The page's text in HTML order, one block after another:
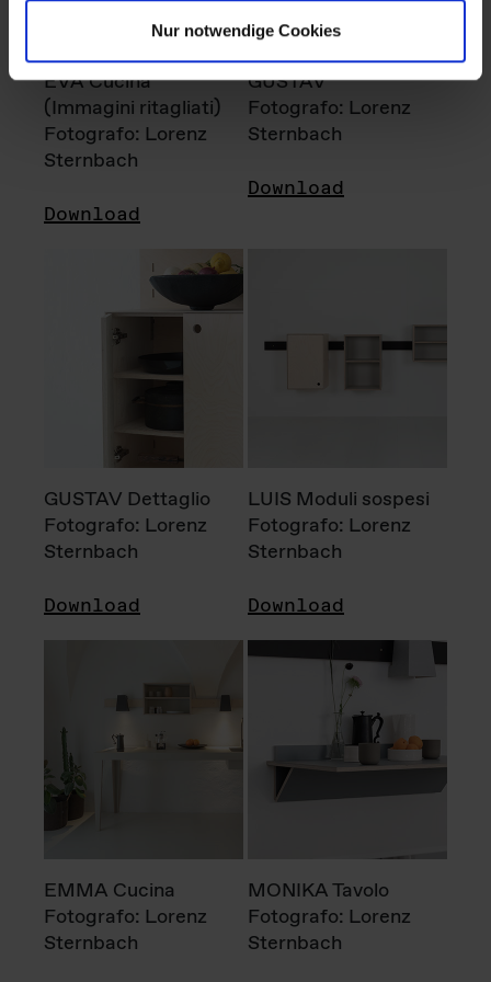
Nur notwendige Cookies
EVA Cucina
(Immagini ritagliati)
Fotografo: Lorenz
Sternbach
Download
GUSTAV
Fotografo: Lorenz
Sternbach
Download
GUSTAV Dettaglio
Fotografo: Lorenz
Sternbach
Download
LUIS Moduli sospesi
Fotografo: Lorenz
Sternbach
Download
EMMA Cucina
Fotografo: Lorenz
Sternbach
MONIKA Tavolo
Fotografo: Lorenz
Sternbach